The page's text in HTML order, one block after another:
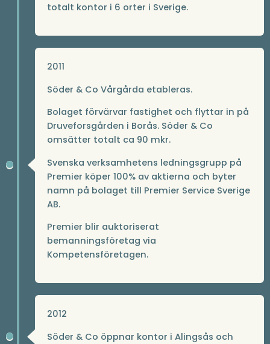
totalt kontor i 6 orter i Sverige.
2011
Söder & Co Vårgårda etableras.
Bolaget förvärvar fastighet och flyttar in på
Druveforsgården i Borås. Söder & Co
omsätter totalt ca 90 mkr.
Svenska verksamhetens ledningsgrupp på
Premier köper 100% av aktierna och byter
namn på bolaget till Premier Service Sverige
AB.
Premier blir auktoriserat
bemanningsföretag via
Kompetensföretagen.
2012
Söder & Co öppnar kontor i Alingsås och